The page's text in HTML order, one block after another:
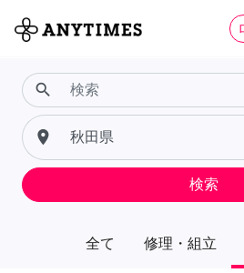
全て 修理・組立
search
place
検索